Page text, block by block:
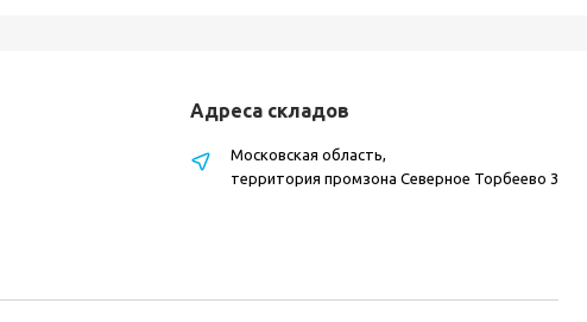
Адреса складов
Московская область,
территория промзона Северное Торбеево 3